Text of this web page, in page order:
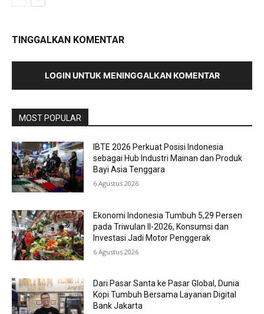
TINGGALKAN KOMENTAR
LOGIN UNTUK MENINGGALKAN KOMENTAR
MOST POPULAR
IBTE 2026 Perkuat Posisi Indonesia
sebagai Hub Industri Mainan dan Produk
Bayi Asia Tenggara
6 Agustus 2026
Ekonomi Indonesia Tumbuh 5,29 Persen
pada Triwulan II-2026, Konsumsi dan
Investasi Jadi Motor Penggerak
6 Agustus 2026
Dari Pasar Santa ke Pasar Global, Dunia
Kopi Tumbuh Bersama Layanan Digital
Bank Jakarta